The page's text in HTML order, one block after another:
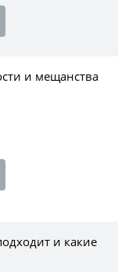
и мещанства
и какие